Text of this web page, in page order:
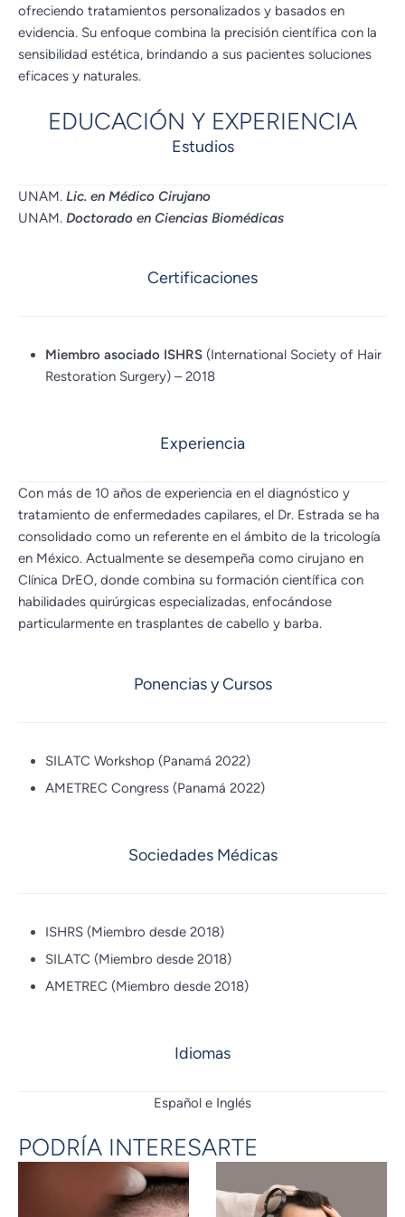
ofreciendo tratamientos personalizados y basados en
evidencia. Su enfoque combina la precisión científica con la
sensibilidad estética, brindando a sus pacientes soluciones
eficaces y naturales.
EDUCACIÓN Y EXPERIENCIA
Estudios
UNAM. Lic. en Médico Cirujano
UNAM. Doctorado en Ciencias Biomédicas
Certificaciones
Miembro asociado ISHRS (International Society of Hair
Restoration Surgery) – 2018
Experiencia
Con más de 10 años de experiencia en el diagnóstico y
tratamiento de enfermedades capilares, el Dr. Estrada se ha
consolidado como un referente en el ámbito de la tricología
en México. Actualmente se desempeña como cirujano en
Clínica DrEO, donde combina su formación científica con
habilidades quirúrgicas especializadas, enfocándose
particularmente en trasplantes de cabello y barba.
Ponencias y Cursos
SILATC Workshop (Panamá 2022)
AMETREC Congress (Panamá 2022)
Sociedades Médicas
ISHRS (Miembro desde 2018)
SILATC (Miembro desde 2018)
AMETREC (Miembro desde 2018)
Idiomas
Español e Inglés
PODRÍA INTERESARTE